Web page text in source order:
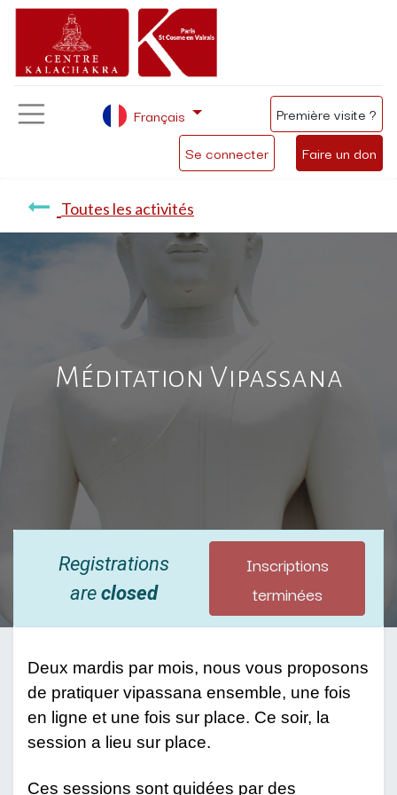
Se connecter Faire un don
Français Première visite ?
Toutes les activités
Méditation Vipassana
Registrations
areclosed
Inscriptions
terminées
Deux mardis par mois, nous vous proposons
de pratiquer vipassana ensemble, une fois
en ligne et une fois sur place. Ce soir, la
session a lieu sur place.
Ces sessions sont guidées par des